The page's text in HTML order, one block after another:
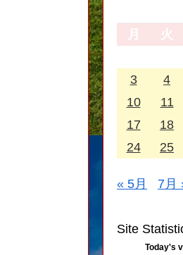
月
火
3
4
10
11
17
18
24
25
« 5月 7月
Site
Today's